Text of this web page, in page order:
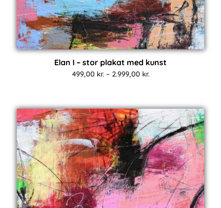
Elan I – stor plakat med kunst
499,00 kr. – 2.999,00 kr.Prisinterval: